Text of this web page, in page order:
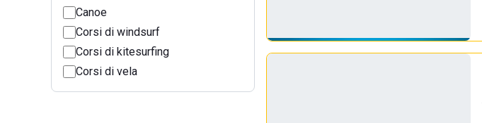
Canoe
Corsi di windsurf
Corsi di kitesurfing
Corsi di vela